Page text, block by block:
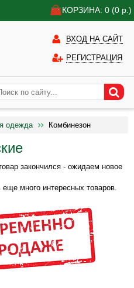
КОРЗИНА: 0 (0 р.)
ВХОД НА САЙТ
РЕГИСТРАЦИЯ
одежда Комбинезон
закончился - ожидаем новое
еще много интересных товаров.